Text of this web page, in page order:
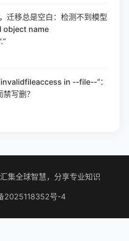
迁移总是空白：检测不到模型
object name
in --file--”：
写删？
集全球智慧，分享专业知识
2025118352号-4